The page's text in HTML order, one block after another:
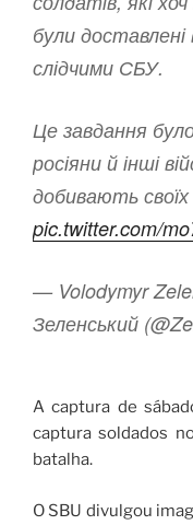
були доставлені
слідчими СБУ.
Це завдання
росіяни й інші
добивають
pic.twitter.com/
— Volodymyr
Зеленський
A captura de
captura soldados
batalha.
O SBU divulgou